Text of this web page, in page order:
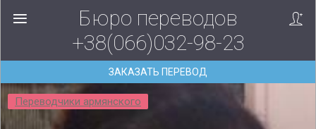
Бюро переводов
+38(066)032-98-23
ЗАКАЗАТЬ ПЕРЕВОД
Переводчики армянского